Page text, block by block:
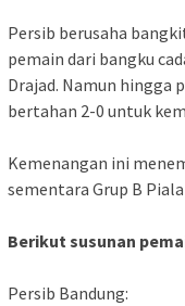
Persib berusaha
pemain dari bangku
Drajad. Namun
bertahan 2-0 untuk
Kemenangan ini
sementara Grup B
Berikut susunan
Persib Bandung: